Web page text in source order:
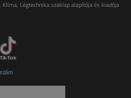
Klíma, Légtechnika szaklap alapítója és kiadója